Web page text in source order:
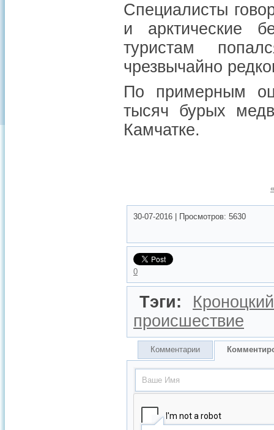
Специалисты
и арктические
туристам
чрезвычайно
По примерным
тысяч бурых
Камчатке.
30-07-2016 Просмотров: 5630
0
Тэги:
происшествие
Комментарии